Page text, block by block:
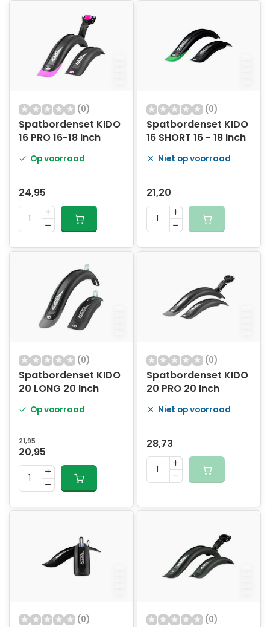
(0)
Spatbordenset KIDO
16 PRO 16-18 Inch
Op voorraad
24,95
(0)
Spatbordenset KIDO
16 SHORT 16 - 18 Inch
Niet op voorraad
21,20
(0)
Spatbordenset KIDO
20 LONG 20 Inch
Op voorraad
21,95
20,95
(0)
Spatbordenset KIDO
20 PRO 20 Inch
Niet op voorraad
28,73
(0) (0)